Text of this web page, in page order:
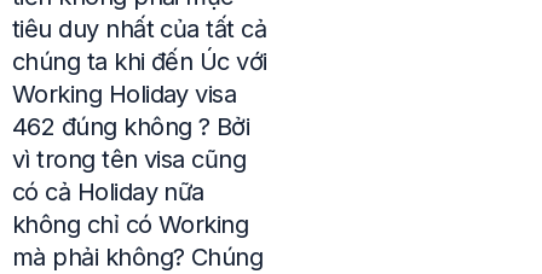
tiêu duy nhất của tất cả
chúng ta khi đến Úc với
Working Holiday visa
462 đúng không ? Bởi
vì trong tên visa cũng
có cả Holiday nữa
không chỉ có Working
mà phải không? Chúng